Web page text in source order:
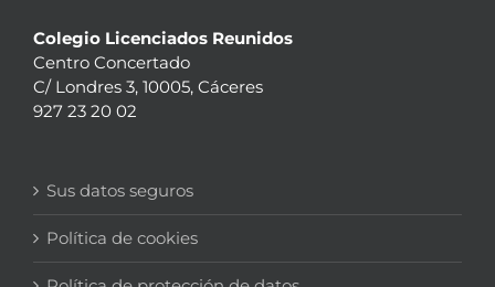
Colegio Licenciados Reunidos
Centro Concertado
C/ Londres 3, 10005, Cáceres
927 23 20 02
Sus datos seguros
Política de cookies